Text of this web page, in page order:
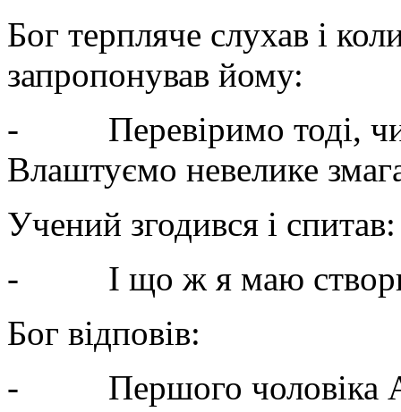
Бог терпляче слухав і
запропонував йому:
- Перевіримо тоді, чи
Влаштуємо невелике
Учений згодився і спитав:
- І що ж я маю
Бог відповів:
- Першого чоловіка